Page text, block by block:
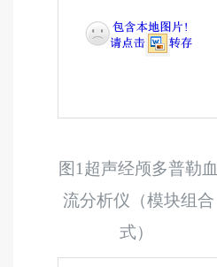
图1 超声经颅多普勒血
流分析仪
（模块组合
式）